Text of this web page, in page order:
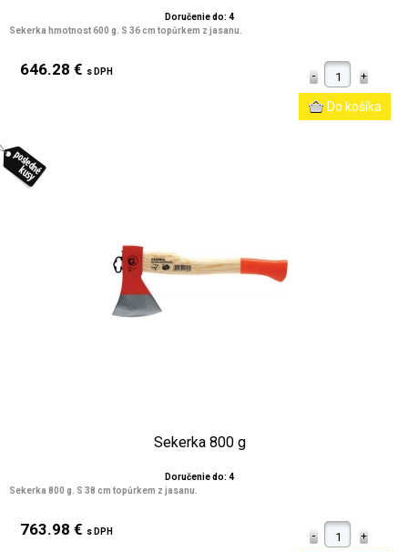
Doručenie do: 4
Sekerka hmotnost 600 g. S 36 cm topůrkem z jasanu.
646.28 € s DPH
Sekerka 800 g
Doručenie do: 4
Sekerka 800 g. S 38 cm topůrkem z jasanu.
763.98 € s DPH